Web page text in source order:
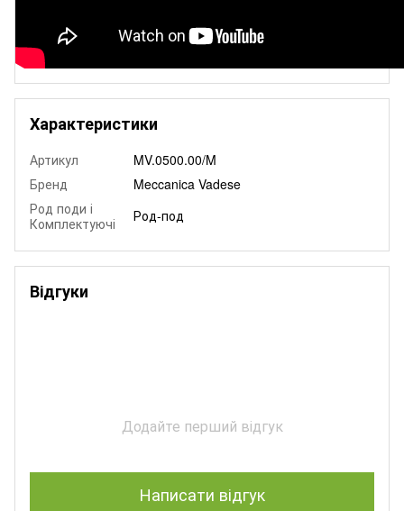
Характеристики
Артикул
MV.0500.00/M
Бренд
Meccanica Vadese
Род поди і
Комплектуючі
Род-под
Відгуки
Додайте перший відгук
Написати відгук